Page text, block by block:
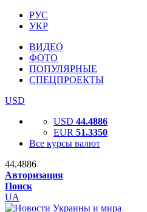
РУС
УКР
ВИДЕО
ФОТО
ПОПУЛЯРНЫЕ
СПЕЦПРОЕКТЫ
USD
USD 44.4886
EUR 51.3350
Все курсы валют
44.4886
Авторизация
Поиск
UA